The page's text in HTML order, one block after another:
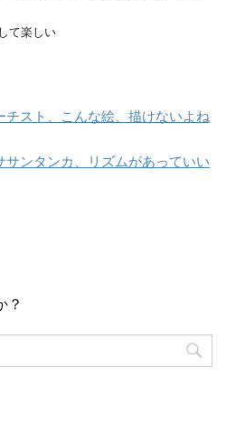
て楽しい
チスト、こんな絵、描けないよね
サンタンカ、リズムがあっていい
？